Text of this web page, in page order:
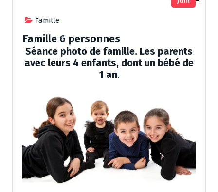
Famille
Famille 6 personnes
Séance photo de famille. Les parents
avec leurs 4 enfants, dont un bébé de
1 an.